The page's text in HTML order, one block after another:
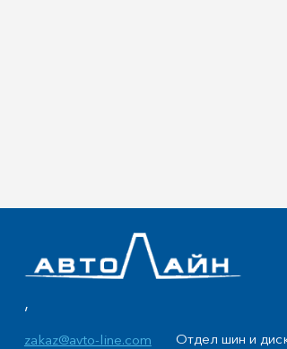
,
zakaz@avto-line.com Отдел шин и